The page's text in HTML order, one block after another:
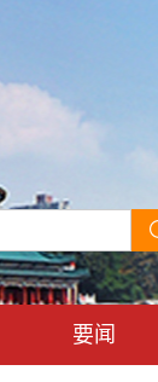
要闻